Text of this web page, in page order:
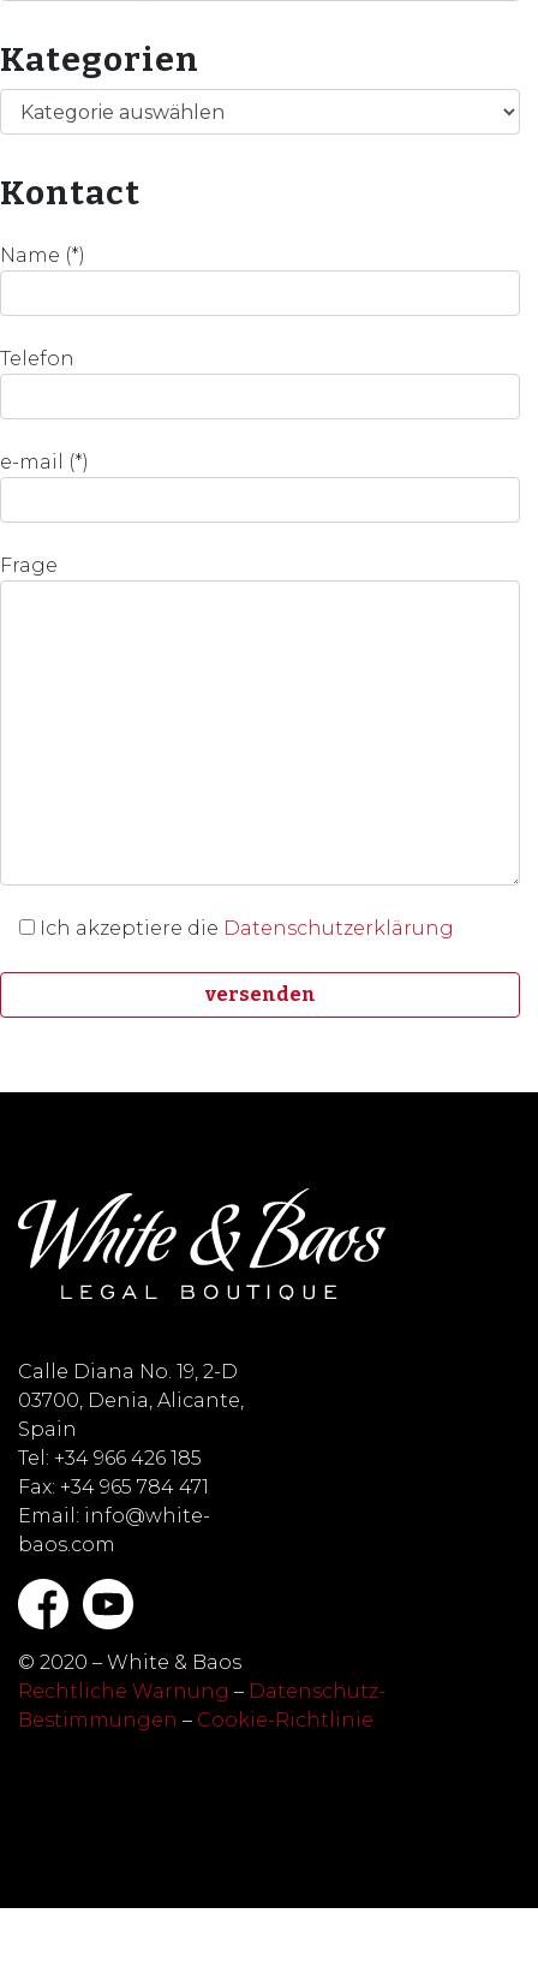
Kategorien
Kategorien
Kontact
Name (*)
Telefon
e-mail (*)
Frage
Ich akzeptiere die Datenschutzerklärung
Calle Diana No. 19, 2-D
03700, Denia, Alicante,
Spain
Tel: +34 966 426 185
Fax: +34 965 784 471
Email: info@white-
baos.com
© 2020 – White & Baos
Rechtliche Warnung – Datenschutz-
Bestimmungen – Cookie-Richtlinie